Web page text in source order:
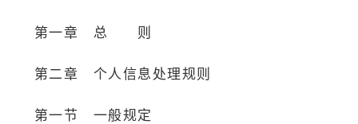
第一章 总 则
第二章 个人信息处理规则
第一节 一般规定